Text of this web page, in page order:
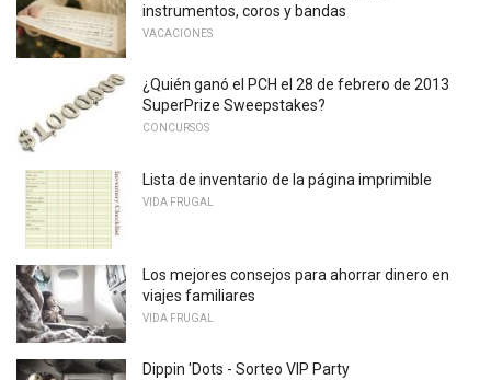
instrumentos, coros y bandas
VACACIONES
¿Quién ganó el PCH el 28 de febrero de 2013
SuperPrize Sweepstakes?
CONCURSOS
Lista de inventario de la página imprimible
VIDA FRUGAL
Los mejores consejos para ahorrar dinero en
viajes familiares
VIDA FRUGAL
Dippin 'Dots - Sorteo VIP Party